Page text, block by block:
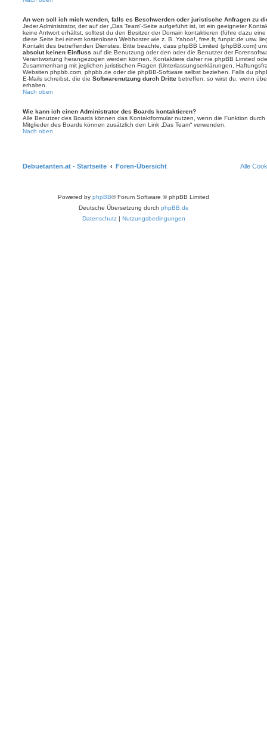
An wen soll ich mich wenden, falls es Beschwerden oder juristische Anfragen zu
Jeder Administrator, der auf der „Das Team“-Seite aufgeführt ist, ist ein geeigneter
keine Antwort erhältst, solltest du den Besitzer der Domain kontaktieren (führe dazu eine
diese Seite bei einem kostenlosen Webhoster wie z. B. Yahoo!, free.fr, funpic.de usw.
Kontakt des betreffenden Dienstes. Bitte beachte, dass phpBB Limited (phpBB.com)
absolut keinen Einfluss auf die Benutzung oder den oder die Benutzer der
Verantwortung herangezogen werden können. Kontaktiere daher nie phpBB Limited
Zusammenhang mit jeglichen juristischen Fragen (Unterlassungserklärungen,
Websiten phpbb.com, phpbb.de oder die phpBB-Software selbst beziehen. Falls du
E-Mails schreibst, die die Softwarenutzung durch Dritte betreffen, so wirst du, wenn
erhalten.
Nach oben
Wie kann ich einen Administrator des Boards kontaktieren?
Alle Benutzer des Boards können das Kontaktformular nutzen, wenn die Funktion
Mitglieder des Boards können zusätzlich den Link „Das Team“ verwenden.
Nach oben
Debuetanten.at - Startseite Foren-Übersicht Alle
Powered by phpBB® Forum Software © phpBB Limited
Deutsche Übersetzung durch phpBB.de
Datenschutz | Nutzungsbedingungen